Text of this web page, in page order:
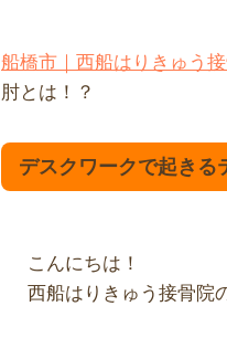
船橋市｜西船はりきゅう
肘とは！？
デスクワークで起きる
こんにちは！
西船はりきゅう接骨院